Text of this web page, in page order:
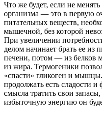
Что же будет, если не
организма — это в первую
питательных веществ,
мышечной, без которой
При увеличении
делом начинает брать ее
печени, потом — из белков
из жира. Термогеники
«спасти» гликоген и
продолжать есть сладости и
смысла тратить свои
избыточную энергию он